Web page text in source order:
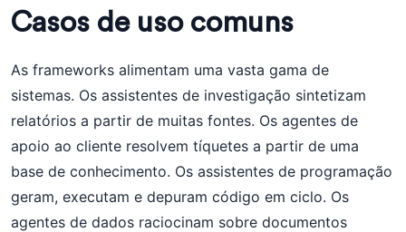
Casos de uso comuns
As frameworks alimentam uma vasta gama de
sistemas. Os assistentes de investigação sintetizam
relatórios a partir de muitas fontes. Os agentes de
apoio ao cliente resolvem tíquetes a partir de uma
base de conhecimento. Os assistentes de programação
geram, executam e depuram código em ciclo. Os
agentes de dados raciocinam sobre documentos